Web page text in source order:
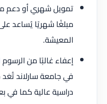
تمويل شهري أو دعم
مبلغًا شهريًا يُساعد
المعيشة.
إعفاء غالبًا من الرسوم
في جامعة سارلاند
دراسية عالية كما في